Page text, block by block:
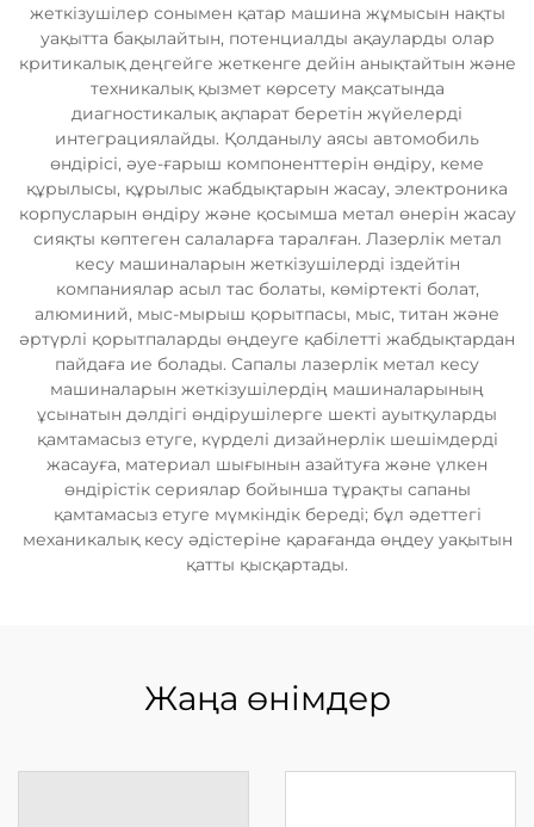
жеткізушілер сонымен қатар машина жұмысын нақты
уақытта бақылайтын, потенциалды ақауларды олар
критикалық деңгейге жеткенге дейін анықтайтын және
техникалық қызмет көрсету мақсатында
диагностикалық ақпарат беретін жүйелерді
интеграциялайды. Қолданылу аясы автомобиль
өндірісі, әуе-ғарыш компоненттерін өндіру, кеме
құрылысы, құрылыс жабдықтарын жасау, электроника
корпусларын өндіру және қосымша метал өнерін жасау
сияқты көптеген салаларға таралған. Лазерлік метал
кесу машиналарын жеткізушілерді іздейтін
компаниялар асыл тас болаты, көміртекті болат,
алюминий, мыс-мырыш қорытпасы, мыс, титан және
әртүрлі қорытпаларды өңдеуге қабілетті жабдықтардан
пайдаға ие болады. Сапалы лазерлік метал кесу
машиналарын жеткізушілердің машиналарының
ұсынатын дәлдігі өндірушілерге шекті ауытқуларды
қамтамасыз етуге, күрделі дизайнерлік шешімдерді
жасауға, материал шығынын азайтуға және үлкен
өндірістік сериялар бойынша тұрақты сапаны
қамтамасыз етуге мүмкіндік береді; бұл әдеттегі
механикалық кесу әдістеріне қарағанда өңдеу уақытын
қатты қысқартады.
Жаңа өнімдер